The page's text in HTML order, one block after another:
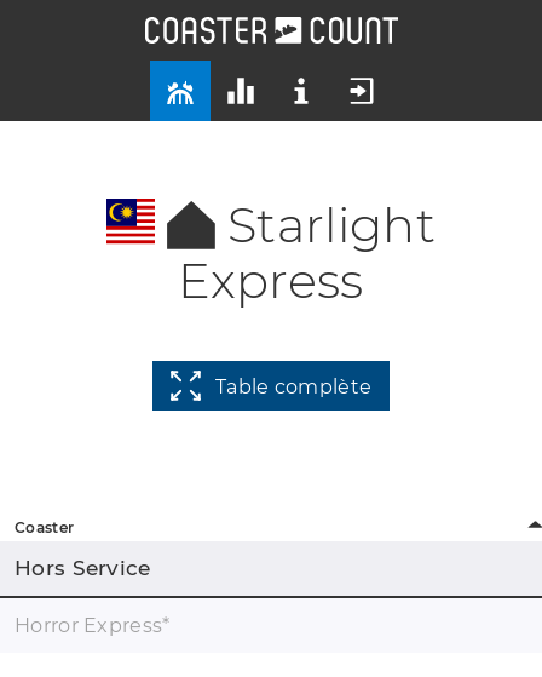
Starlight
Express
Table complète
Coaster
Hors Service
Horror Express*